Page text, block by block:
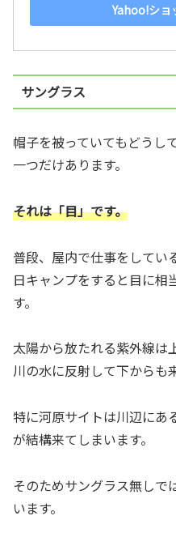
Yahoo!ショ
サングラス
帽子を被っていてもどうし
一つだけあります。
それは「目」です。
普段、屋内で仕事をしてい
日キャンプをすると目に相
す。
太陽から放たれる紫外線は
川の水に反射して下からも
特に河原サイトは川辺にあ
が結構来てしまいます。
そのためサングラス無しで
います。